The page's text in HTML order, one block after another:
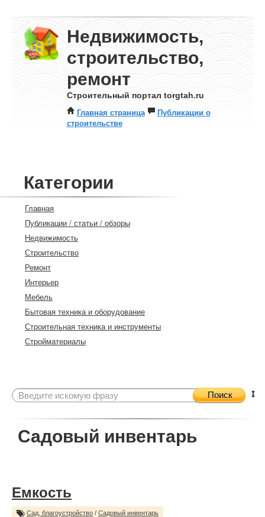
Недвижимость,
строительство,
ремонт
Строительный портал torgtah.ru
Главная страница
Публикации о
строительстве
Категории
Главная
Публикации / статьи / обзоры
Недвижимость
Строительство
Ремонт
Интерьер
Мебель
Бытовая техника и оборудование
Строительная техника и инструменты
Стройматериалы
Поиск
Садовый инвентарь
Емкость
Сад, благоустройство / Садовый инвентарь